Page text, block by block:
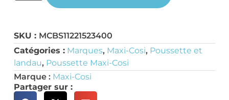
SKU : MCBS11221523400
Catégories : Marques, Maxi-Cosi, Poussette et
landau, Poussette Maxi-Cosi
Marque : Maxi-Cosi
Partager sur :